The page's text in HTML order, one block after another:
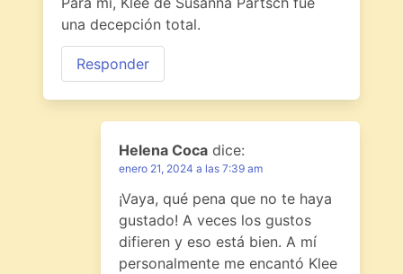
una decepción total.
Responder
Helena Coca dice:
enero 21, 2024 a las 7:39 am
¡Vaya, qué pena que no te haya
gustado! A veces los gustos
difieren y eso está bien. A mí
personalmente me encantó Klee